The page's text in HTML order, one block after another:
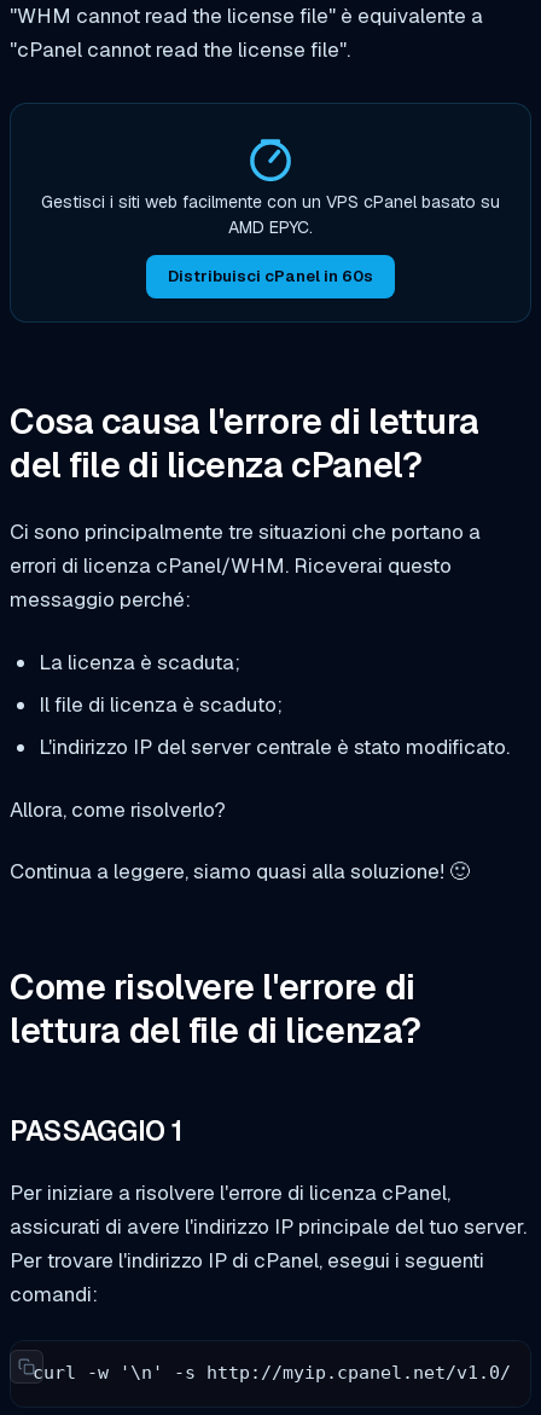
"WHM cannot read the license file" è equivalente a
"cPanel cannot read the license file".
Gestisci i siti web facilmente con un VPS cPanel basato su
AMD EPYC.
Distribuisci cPanel in 60s
Cosa causa l'errore di lettura
del file di licenza cPanel?
Ci sono principalmente tre situazioni che portano a
errori di licenza cPanel/WHM. Riceverai questo
messaggio perché:
La licenza è scaduta;
Il file di licenza è scaduto;
L'indirizzo IP del server centrale è stato modificato.
Allora, come risolverlo?
Continua a leggere, siamo quasi alla soluzione! 🙂
Come risolvere l'errore di
lettura del file di licenza?
PASSAGGIO 1
Per iniziare a risolvere l'errore di licenza cPanel,
assicurati di avere l'indirizzo IP principale del tuo server.
Per trovare l'indirizzo IP di cPanel, esegui i seguenti
comandi:
curl -w '\n' -s http://myip.cpanel.net/v1.0/